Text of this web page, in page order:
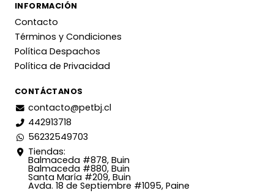
INFORMACIÓN
Contacto
Términos y Condiciones
Política Despachos
Política de Privacidad
CONTÁCTANOS
contacto@petbj.cl
442913718
56232549703
Tiendas:
Balmaceda #878, Buin
Balmaceda #880, Buin
Santa María #209, Buin
Avda. 18 de Septiembre #1095, Paine